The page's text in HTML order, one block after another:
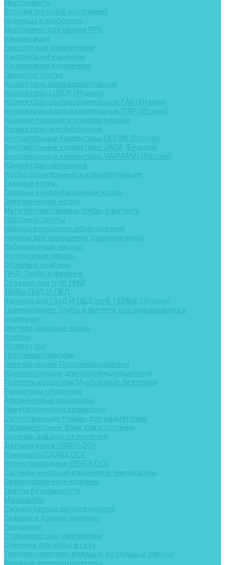
Инструменты
Вспомогательный инструмент
Ножницы и труборезы
Инструмент для сварки PPR
Канализация
Емкости для канализации
Канализация наружняя
Канализация внутренняя
Люки под плитку
Коллектора распределительные
Коллекторы LUXOR (Италия)
Коллекторы распределительные FAR (Италия)
Коллекторы распределительные ITAP (Италия)
Колонки газовые и комплектующие
Конвекторы внутрипольные
Внутрипольные конвекторы GEKON (Россия)
Внутрипольные конвекторы JAGA (Бельгия)
Внутрипольные конвекторы VARMANN (Россия)
Конвекторы напольные
Котлы отопительные и комплектующее
Газовые котлы
Газовые конденсационные котлы
Электрические котлы
Металлопластиковые трубы и фитинги
Насосные группы
Насосы и насосное оборудование
Насосы для повышения давления воды
Вибрационные насосы
Колодезные насосы
Обратные клапаны
ПНД. Трубы и фитинги
Седелки для труб ПНД
Трубы ПНД И ПВД
Фитинги для ПНД И ПВД труб TIEMME (Италия)
Полипропилен. Трубы и фитинги для водопровода и
отопления
Вентили, шаровые краны
Клипсы
Коллектора
Полотенцесушители
Электрические Полотенцесушители
Комплектующее для полотенцесушителей
Полотенцесушители М-образные без полки
Радиаторы отопления
Алюминиевые радиаторы
Биметаллические радиаторы
Сопутствующие товары для радиаторов
Расширительные баки для отопления
Системы защиты от протечки
Датчики влаги GIDROLOCK
Комплекты GIDROLOCK
Краны приводные GIDROLOCK
Системы контроля давления и температуры
Балансировочные клапаны
Группы безопасности
Манометры
Сигнализаторы загазованности
Сифоны и донные клапаны
Смесители
Стабилизаторы напряжения
Счетчики для воды и газа
Тепловентиляторы водяные, воздушные завесы
Водяные тепловентиляторы